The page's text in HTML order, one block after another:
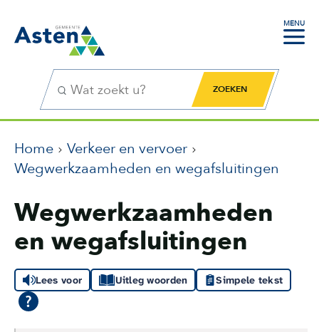
MENU
Zoekfunctie Zoekknop
Home
Verkeer en vervoer
Wegwerkzaamheden en wegafsluitingen
Wegwerkzaamheden
en wegafsluitingen
Lees voor Uitleg woorden Simpele tekst